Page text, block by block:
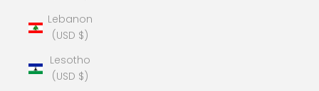
Lebanon
(USD $)
Lesotho
(USD $)